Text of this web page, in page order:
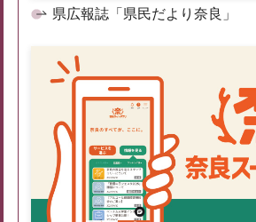
県広報誌「県民だより奈良」